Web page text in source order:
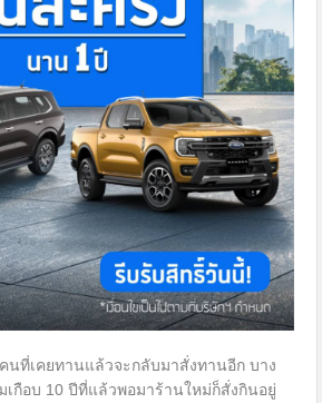
นที่เคยทานแล้วจะกลับมาสั่งทานอีก บาง
เกือบ 10 ปีที่แล้วพอมาร้านใหม่ก็สั่งกินอยู่